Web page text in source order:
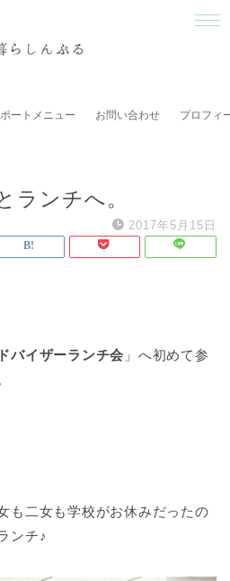
ートメニュー お問い合わせ プロフィ
ランチへ。
2017年5月15日
バイザーランチ会 」へ初めて参
も二女も学校がお休みだったの
ンチ♪